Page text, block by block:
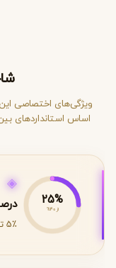
ویژگی‌های اختصاصی
اساس استانداردهای
25%
از 40%
◈
5٪ تا 15٪